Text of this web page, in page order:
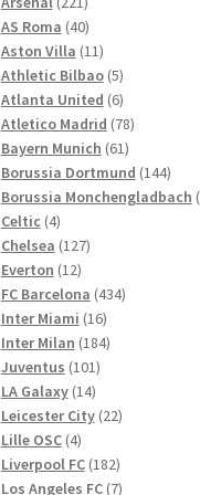
Produkte
AS Roma 4040
Produkte
Aston Villa 1111
Produkte
Athletic Bilbao 55
Produkte
Atlanta United 66
Produkte
Atletico Madrid 7878
Bayern Munich 6161
Produkte
Borussia Dortmund 144144
Borussia Monchengladbach
Celtic 44
Produkte
Chelsea 127127
Everton 1212
Produkte
FC Barcelona 434434
Inter Miami 1616
Produkte
Inter Milan 184184
Juventus 101101
Produkte
LA Galaxy 1414
Produkte
Leicester City 2222
Lille OSC 44
Produkte
Liverpool FC 182182
Produkte
Los Angeles FC 77